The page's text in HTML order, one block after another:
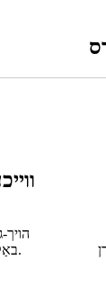
באַקוועםקייט און שטיצע.